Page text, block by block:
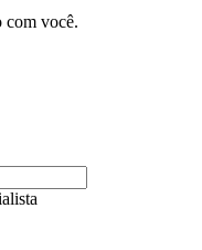
com você.